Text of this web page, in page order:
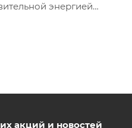
энергией
витаминами.
акций и новостей